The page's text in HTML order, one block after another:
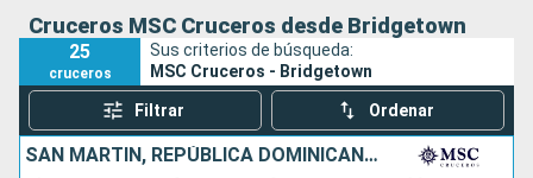
Cruceros MSC Cruceros desde Bridgetown
25
cruceros
Sus criterios de búsqueda:
MSC Cruceros - Bridgetown
Filtrar Ordenar
SAN MARTÍN, REPÚBLICA DOMINICANA, BARBADOS